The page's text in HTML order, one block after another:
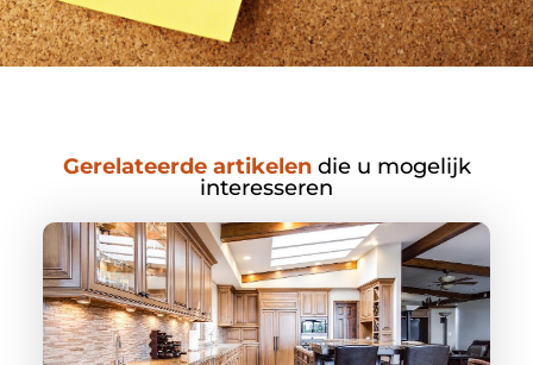
Gerelateerde artikelendie u mogelijk
interesseren